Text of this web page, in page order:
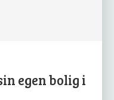
egen bolig i